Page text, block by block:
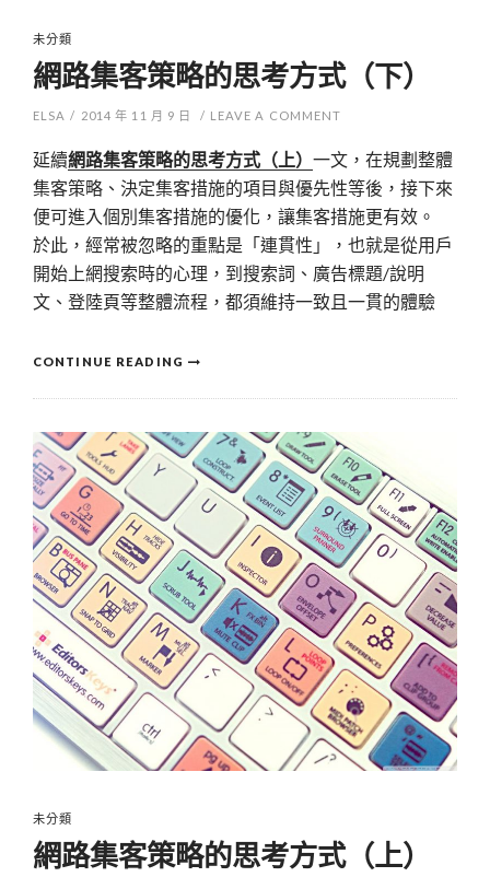
未分類
網路集客策略的思考方式（下）
ELSA / 2014 年 11 月 9 日 / LEAVE A COMMENT
延續網路集客策略的思考方式（上） 一文，在規劃整體
集客策略、決定集客措施的項目與優先性等後，接下來
便可進入個別集客措施的優化，讓集客措施更有效。
於此，經常被忽略的重點是「連貫性」，也就是從用戶
開始上網搜索時的心理，到搜索詞、廣告標題/說明
文、登陸頁等整體流程，都須維持一致且一貫的體驗
CONTINUE READING
未分類
網路集客策略的思考方式（上）